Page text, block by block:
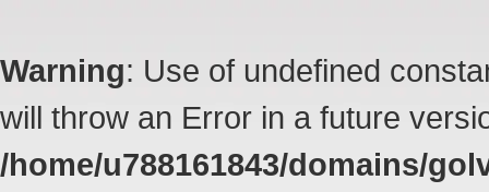
Warning: Use of undefined
will throw an Error in a future
/home/u788161843/domains/